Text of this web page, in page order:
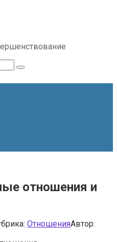
отношения и
ОтношенияАвтор: